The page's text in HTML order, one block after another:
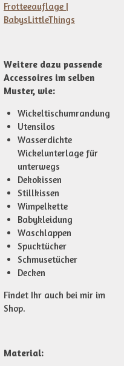
Frotteeauflage |
BabysLittleThings
Weitere dazu passende
Accessoires im selben
Muster, wie:
Wickeltischumrandung
Utensilos
Wasserdichte
Wickelunterlage für
unterwegs
Dekokissen
Stillkissen
Wimpelkette
Babykleidung
Waschlappen
Spucktücher
Schmusetücher
Decken
Findet Ihr auch bei mir im
Shop.
Material: